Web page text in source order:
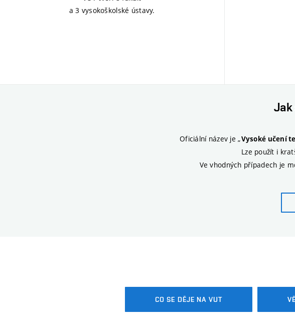
a 3 vysokoškolské ústavy.
Jak
Oficiální název je„Vysoké učení
Lze použít i
Ve vhodných případech je
CO SE DĚJE NA VUT